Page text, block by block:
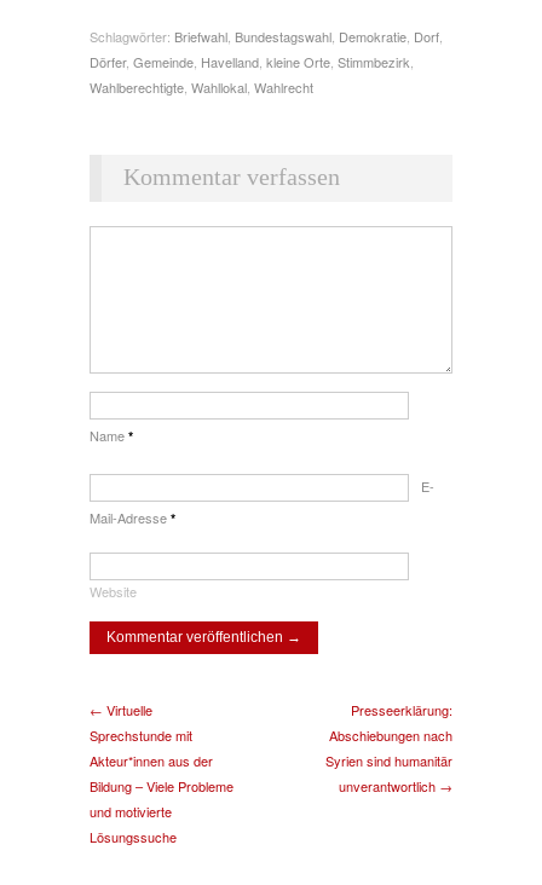
Schlagwörter: Briefwahl Bundestagswahl Demokratie Dorf
Dörfer, Gemeinde Havelland kleine Orte Stimmbezirk
Wahlberechtigte Wahllokal Wahlrecht
Kommentar verfassen
Name *
E-
Mail-Adresse *
Website
← Virtuelle
Sprechstunde mit
Akteur*innen aus der
Bildung – Viele Probleme
und motivierte
Lösungssuche
Presseerklärung:
Abschiebungen nach
Syrien sind humanitär
unverantwortlich →